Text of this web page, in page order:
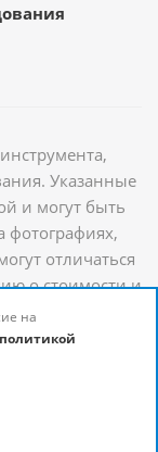
Указанные
и могут быть
фотографиях,
отличаться
о стоимости и
у наших
на
политикой